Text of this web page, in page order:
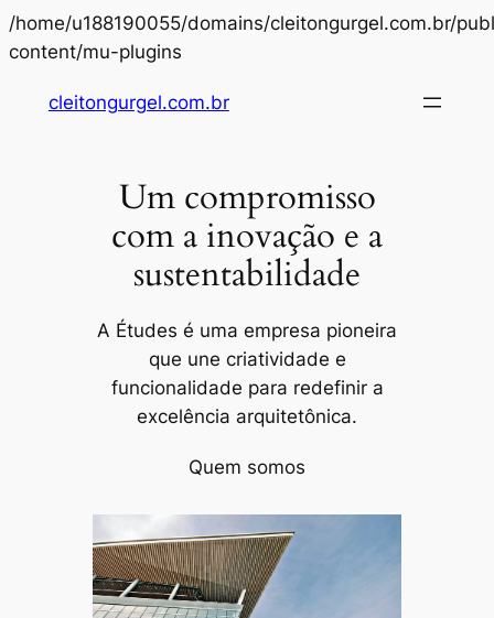
/home/u188190055/domains/cleitongurgel.com.br/
content/mu-plugins
o
cleitongurgel.com.br
Um compromisso
com a inovação e a
sustentabilidade
A Études é uma empresa pioneira
que une criatividade e
funcionalidade para redefinir a
excelência arquitetônica.
Quem somos